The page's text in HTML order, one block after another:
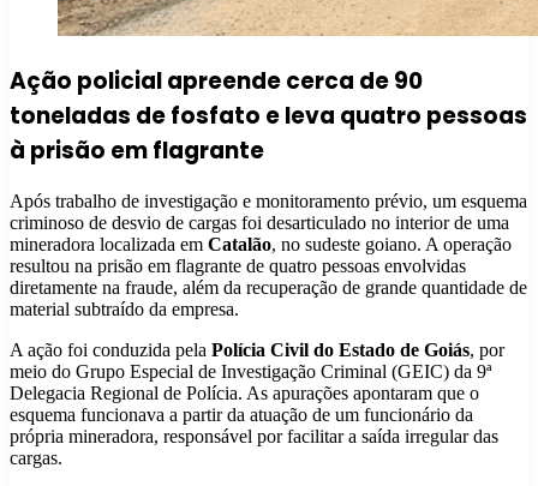
Ação policial apreende cerca de 90
toneladas de fosfato e leva quatro pessoas
à prisão em flagrante
Após trabalho de investigação e monitoramento prévio, um esquema
criminoso de desvio de cargas foi desarticulado no interior de uma
mineradora localizada em Catalão, no sudeste goiano. A operação
resultou na prisão em flagrante de quatro pessoas envolvidas
diretamente na fraude, além da recuperação de grande quantidade de
material subtraído da empresa.
A ação foi conduzida pela Polícia Civil do Estado de Goiás, por
meio do Grupo Especial de Investigação Criminal (GEIC) da 9ª
Delegacia Regional de Polícia. As apurações apontaram que o
esquema funcionava a partir da atuação de um funcionário da
própria mineradora, responsável por facilitar a saída irregular das
cargas.